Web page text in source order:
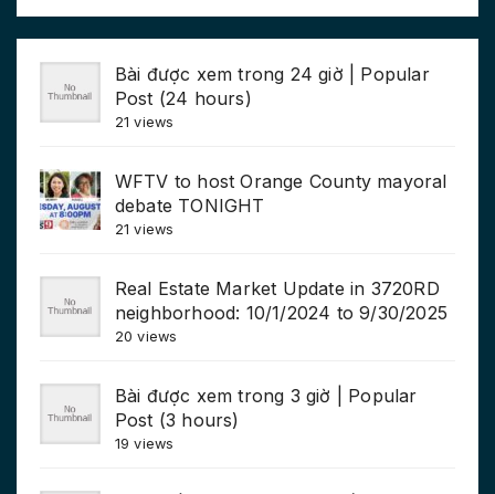
Bài được xem trong 24 giờ | Popular
Post (24 hours)
21 views
WFTV to host Orange County mayoral
debate TONIGHT
21 views
Real Estate Market Update in 3720RD
neighborhood: 10/1/2024 to 9/30/2025
20 views
Bài được xem trong 3 giờ | Popular
Post (3 hours)
19 views